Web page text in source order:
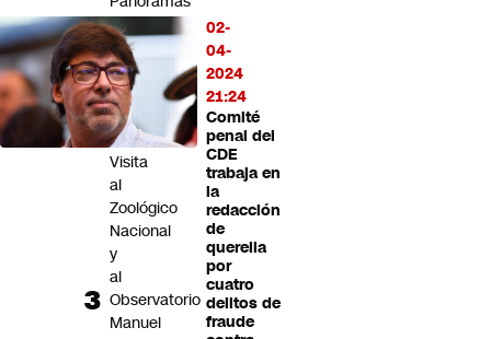
02-
04-
2024
21:24
Comité
penal del
CDE
trabaja en
la
redacción
de
querella
por
cuatro
delitos de
fraude
por
el
Día
de
la
Niñez:
Visita
al
Zoológico
Nacional
y
al
Observatorio
Manuel